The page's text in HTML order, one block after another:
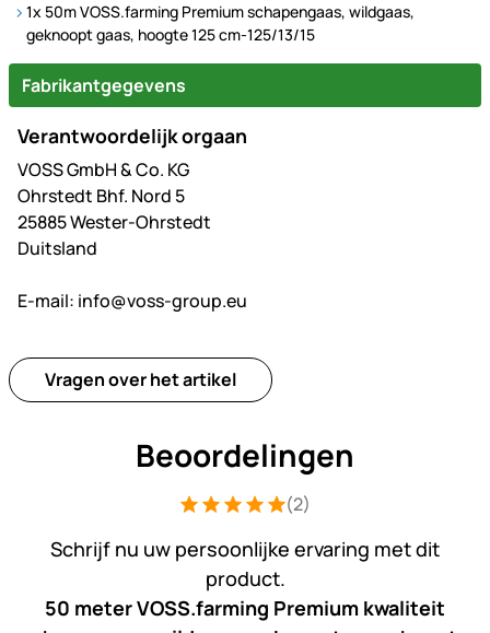
1x 50m VOSS.farming Premium schapengaas, wildgaas,
geknoopt gaas, hoogte 125 cm-125/13/15
Fabrikantgegevens
Verantwoordelijk orgaan
VOSS GmbH & Co. KG
Ohrstedt Bhf. Nord 5
25885 Wester-Ohrstedt
Duitsland
E-mail: info@voss-group.eu
Vragen over het artikel
Beoordelingen
Beoordeling: 5 van 5 (2
2 Bewertungen
(2)
Schrijf nu uw persoonlijke ervaring met dit
product.
50 meter VOSS.farming Premium kwaliteit